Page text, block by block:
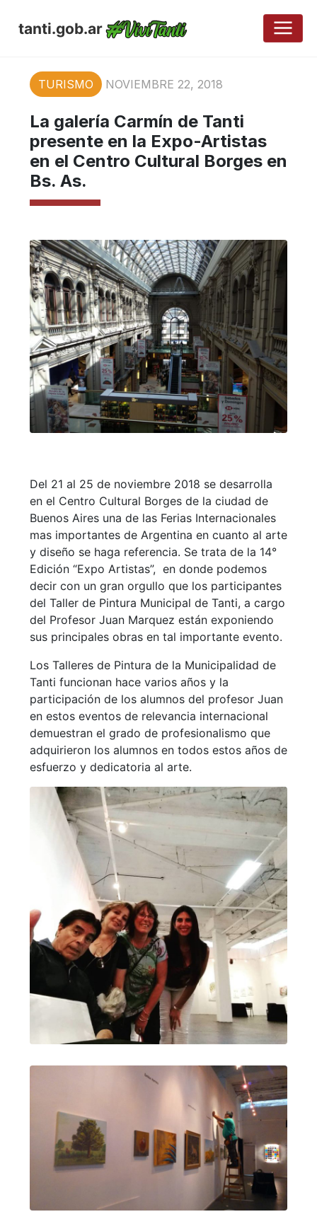
tanti.gob.ar
TURISMO NOVIEMBRE 22, 2018
La galería Carmín de Tanti
presente en la Expo-Artistas
en el Centro Cultural Borges en
Bs. As.
Del 21 al 25 de noviembre 2018 se desarrolla
en el Centro Cultural Borges de la ciudad de
Buenos Aires una de las Ferias Internacionales
mas importantes de Argentina en cuanto al arte
y diseño se haga referencia. Se trata de la 14°
Edición “Expo Artistas”, en donde podemos
decir con un gran orgullo que los participantes
del Taller de Pintura Municipal de Tanti, a cargo
del Profesor Juan Marquez están exponiendo
sus principales obras en tal importante evento.
Los Talleres de Pintura de la Municipalidad de
Tanti funcionan hace varios años y la
participación de los alumnos del profesor Juan
en estos eventos de relevancia internacional
demuestran el grado de profesionalismo que
adquirieron los alumnos en todos estos años de
esfuerzo y dedicatoria al arte.